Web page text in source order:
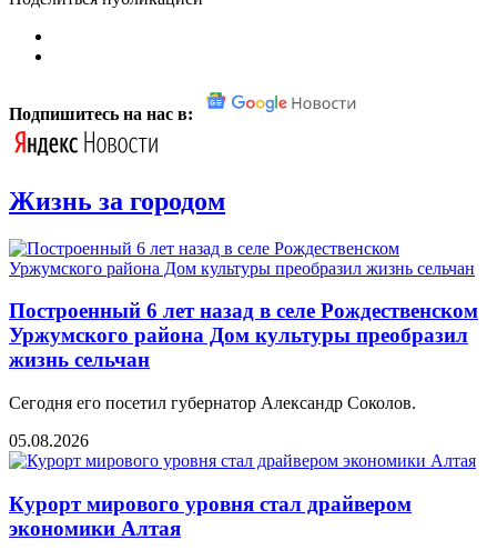
Подпишитесь на нас в:
Жизнь за городом
Построенный 6 лет назад в селе Рождественском
Уржумского района Дом культуры преобразил
жизнь сельчан
Сегодня его посетил губернатор Александр Соколов.
05.08.2026
Курорт мирового уровня стал драйвером
экономики Алтая